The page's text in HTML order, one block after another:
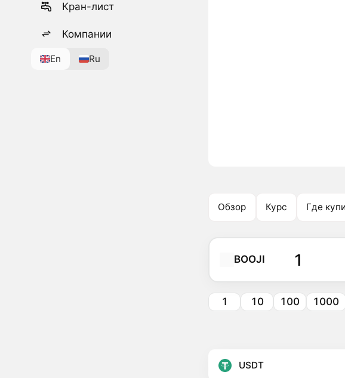
Кран-лист
Компании
En Ru
Обзор Курс Где
BOOJI
1 10 100 1000
USDT